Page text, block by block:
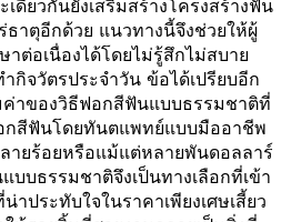
ดียวกันยังเสริมสร้างโครงสร้างฟัน
าตุอีกด้วย แนวทางนี้จึงช่วยให้ผู้
ต่อเนื่องได้โดยไม่รู้สึกไม่สบาย
กิจวัตรประจำวัน ข้อได้เปรียบอีก
าของวิธีฟอกสีฟันแบบธรรมชาติที่
กสีฟันโดยทันตแพทย์แบบมืออาชีพ
ายร้อยหรือแม้แต่หลายพันดอลลาร์
บธรรมชาติจึงเป็นทางเลือกที่เข้า
าประทับใจในราคาเพียงเศษเสี้ยว